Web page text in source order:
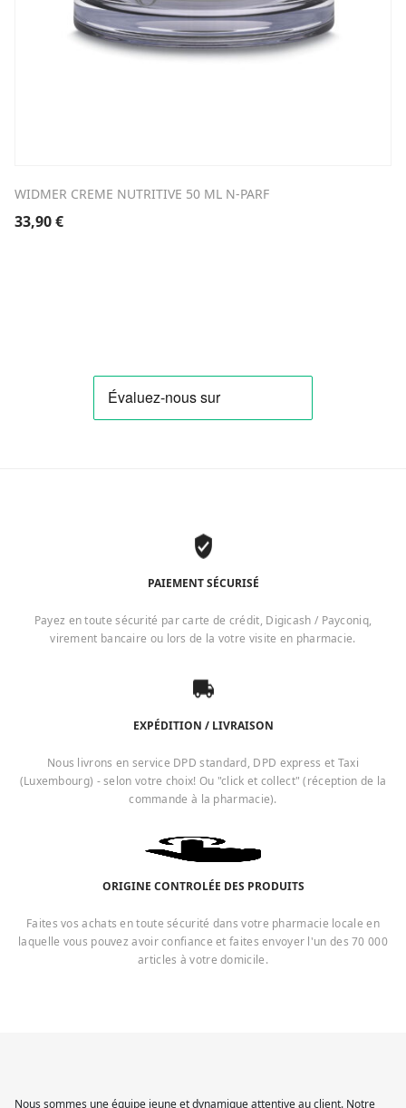
WIDMER CREME NUTRITIVE 50 ML N-PARF
33,90€
PAIEMENT SÉCURISÉ
Payez en toute sécurité par carte de crédit, Digicash / Payconiq,
virement bancaire ou lors de la votre visite en pharmacie.
EXPÉDITION / LIVRAISON
Nous livrons en service DPD standard, DPD express et Taxi
(Luxembourg) - selon votre choix! Ou "click et collect" (réception de la
commande à la pharmacie).
ORIGINE CONTROLÉE DES PRODUITS
Faites vos achats en toute sécurité dans votre pharmacie locale en
laquelle vous pouvez avoir confiance et faites envoyer l'un des 70 000
articles à votre domicile.
Nous sommes une équipe jeune et dynamique attentive au client. Notre